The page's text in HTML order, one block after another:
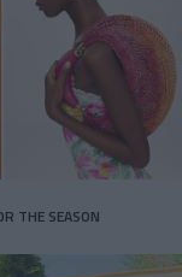
THE SEASON